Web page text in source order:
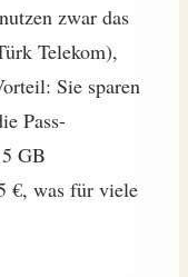
zwar das
Telekom),
Sie sparen
Pass-
GB
€, was für viele